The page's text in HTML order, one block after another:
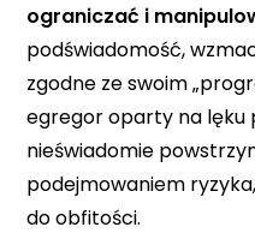
ograniczać i
podświadomość,
zgodne ze swoim
egregor oparty na lęku
nieświadomie
podejmowaniem
do obfitości.